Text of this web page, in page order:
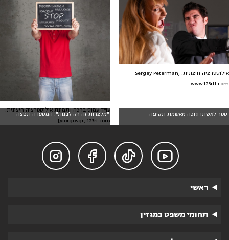
סטר לאשתו וזוכה מאשמת תקיפה
אילוסטרציה חיצונית: Sergey Peterman,
www.123rtf.com
"מלצרות זה רק לבנות": המסעדה תפצה
עו"ד עמוס ברכה [תמונת אילוסטרציה חיצונית:
yiorgosgr, 123rf.com]




ראשי
תחומי משפט במגזין